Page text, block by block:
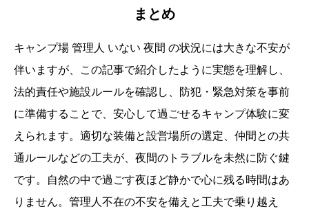
まとめ
キャンプ場 管理人 いない 夜間 の状況には大きな不安が
伴いますが、この記事で紹介したように実態を理解し、
法的責任や施設ルールを確認し、防犯・緊急対策を事前
に準備することで、安心して過ごせるキャンプ体験に変
えられます。適切な装備と設営場所の選定、仲間との共
通ルールなどの工夫が、夜間のトラブルを未然に防ぐ鍵
です。自然の中で過ごす夜ほど静かで心に残る時間はあ
りません。管理人不在の不安を備えと工夫で乗り越え